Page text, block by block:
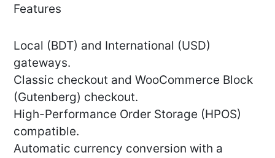
Features
Local (BDT) and International (USD)
gateways.
Classic checkout and WooCommerce Block
(Gutenberg) checkout.
High-Performance Order Storage (HPOS)
compatible.
Automatic currency conversion with a